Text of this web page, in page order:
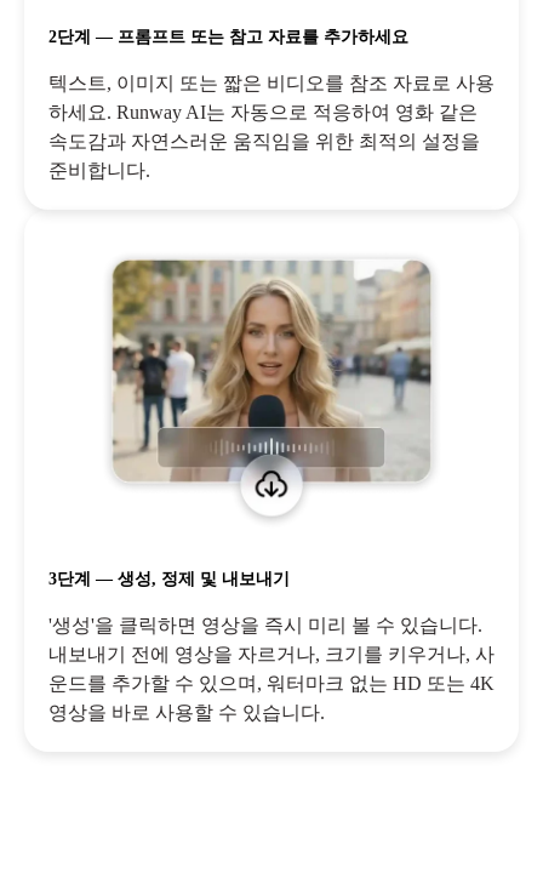
2단계 — 프롬프트 또는 참고 자료를 추가하세요
텍스트, 이미지 또는 짧은 비디오를 참조 자료로 사용
하세요. Runway AI는 자동으로 적응하여 영화 같은
속도감과 자연스러운 움직임을 위한 최적의 설정을
준비합니다.
3단계 — 생성, 정제 및 내보내기
'생성'을 클릭하면 영상을 즉시 미리 볼 수 있습니다.
내보내기 전에 영상을 자르거나, 크기를 키우거나, 사
운드를 추가할 수 있으며, 워터마크 없는 HD 또는 4K
영상을 바로 사용할 수 있습니다.